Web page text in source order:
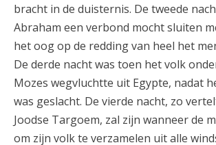
bracht in de duisternis. De tweede
Abraham een verbond mocht sluiten
het oog op de redding van heel het
De derde nacht was toen het volk
Mozes wegvluchtte uit Egypte, nadat
was geslacht. De vierde nacht, zo
Joodse Targoem, zal zijn wanneer de
om zijn volk te verzamelen uit alle